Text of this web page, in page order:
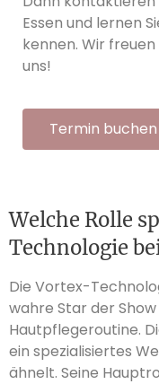
Essen und lernen
kennen. Wir
uns!
Termin buchen
Welche Rolle
Technologie
Die Vortex-
wahre Star der
Hautpflegeroutine.
ein spezialisiertes
ähnelt. Seine